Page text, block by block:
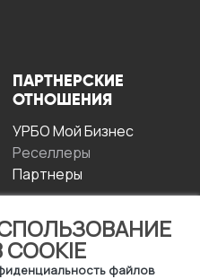
файлов
ПАРТНЕРСКИЕ
ОТНОШЕНИЯ
УРБО Мой Бизнес
Реселлеры
Партнеры